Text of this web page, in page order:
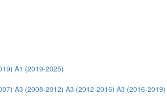
A1 (2019-2025)
A3 (2008-2012) A3 (2012-2016) A3 (2016-2019)